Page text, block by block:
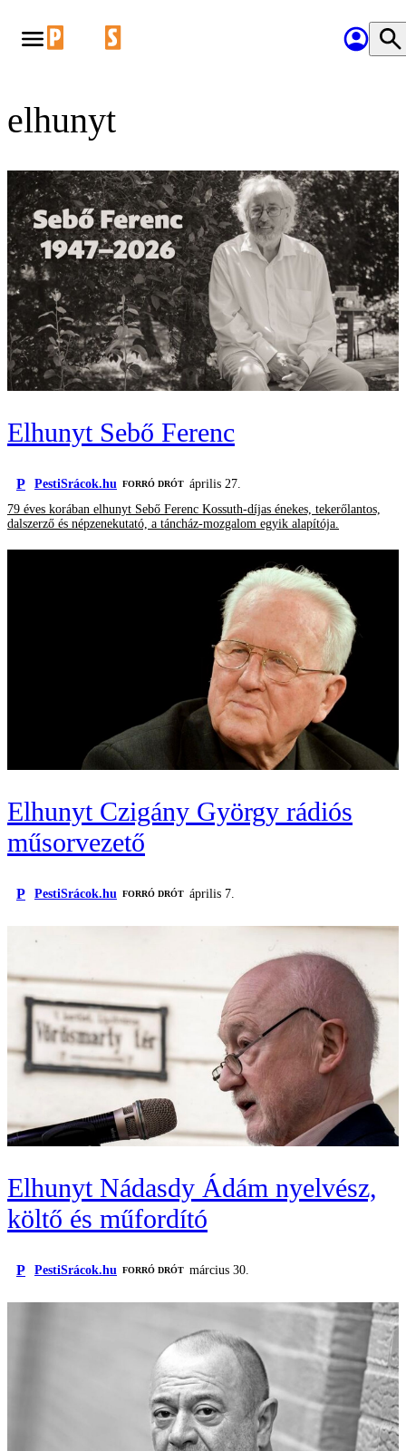
elhunyt
Elhunyt Sebő Ferenc
P PestiSrácok.hu FORRÓ DRÓT április 27.
79 éves korában elhunyt Sebő Ferenc Kossuth-díjas énekes, tekerőlantos,
dalszerző és népzenekutató, a táncház-mozgalom egyik alapítója.
Elhunyt Czigány György rádiós
műsorvezető
P PestiSrácok.hu FORRÓ DRÓT április 7.
Elhunyt Nádasdy Ádám nyelvész,
költő és műfordító
P PestiSrácok.hu FORRÓ DRÓT március 30.